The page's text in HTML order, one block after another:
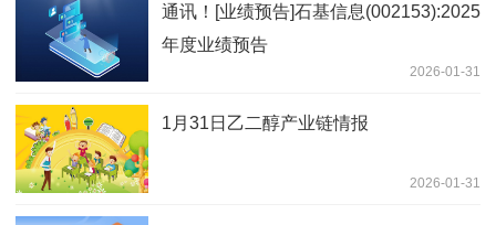
通讯！[业绩预告]石基信息(002153):2025
年度业绩预告
2026-01-31
1月31日乙二醇产业链情报
2026-01-31